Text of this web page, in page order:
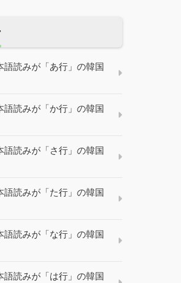
語読みが「あ行」の韓国
語読みが「か行」の韓国
語読みが「さ行」の韓国
語読みが「た行」の韓国
語読みが「な行」の韓国
語読みが「は行」の韓国